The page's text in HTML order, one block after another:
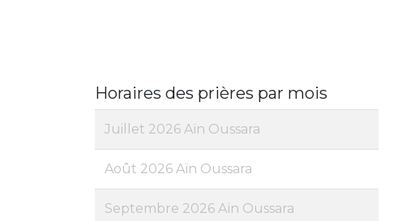
Horaires des prières par mois
Juillet 2026 Aïn Oussara
Août 2026 Aïn Oussara
Septembre 2026 Aïn Oussara